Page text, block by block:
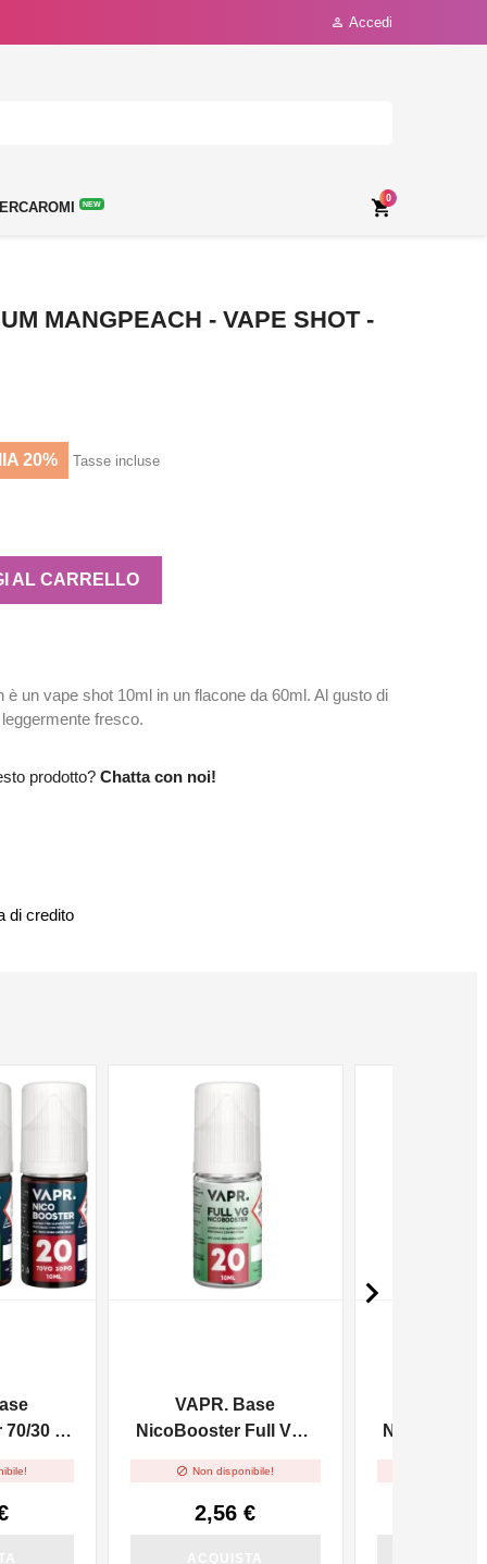
 Accedi
NEW 
0
MANGPEACH - VAPE SHOT -
20% Tasse incluse
AL CARRELLO
un vape shot 10ml in un flacone da 60ml. Al gusto di
fresco.
prodotto? Chatta con noi!
di credito
30 -
VAPR. Base
NicoBooster Full VG -
 Non disponibile!
2,56 €
